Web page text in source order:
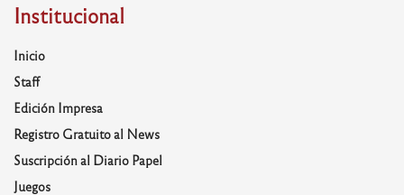
Institucional
Inicio
Staff
Edición Impresa
Registro Gratuito al News
Suscripción al Diario Papel
Juegos